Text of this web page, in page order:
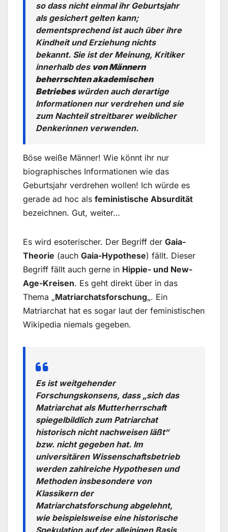
so dass nicht einmal ihr Geburtsjahr
als gesichert gelten kann;
dementsprechend ist auch über ihre
Kindheit und Erziehung nichts
bekannt. Sie ist der Meinung, Kritiker
innerhalb des von Männern
beherrschten akademischen
Betriebeswürden auch derartige
Informationen nur verdrehen und sie
zum Nachteil streitbarer weiblicher
Denkerinnen verwenden.
Böse weiße Männer! Wie könnt ihr nur
biographisches Informationen wie das
Geburtsjahr verdrehen wollen! Ich würde es
gerade ad hoc als feministische Absurdität
bezeichnen. Gut, weiter…
Es wird esoterischer. Der Begriff der Gaia-
Theorie (auch Gaia-Hypothese) fällt. Dieser
Begriff fällt auch gerne in Hippie- und New-
Age-Kreisen. Es geht direkt über in das
Thema „Matriarchatsforschung„. Ein
Matriarchat hat es sogar laut der feministischen
Wikipedia niemals gegeben.
Es ist weitgehender
Forschungskonsens, dass „sich das
Matriarchat als Mutterherrschaft
spiegelbildlich zum Patriarchat
historisch nicht nachweisen läßt“
bzw. nicht gegeben hat. Im
universitären Wissenschaftsbetrieb
werden zahlreiche Hypothesen und
Methoden insbesondere von
Klassikern der
Matriarchatsforschung abgelehnt,
wie beispielsweise eine historische
Spekulation auf der alleinigen Basis